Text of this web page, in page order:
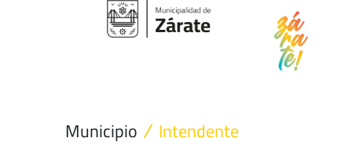
Municipio Intendente